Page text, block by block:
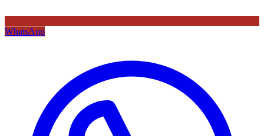
WhatsApp